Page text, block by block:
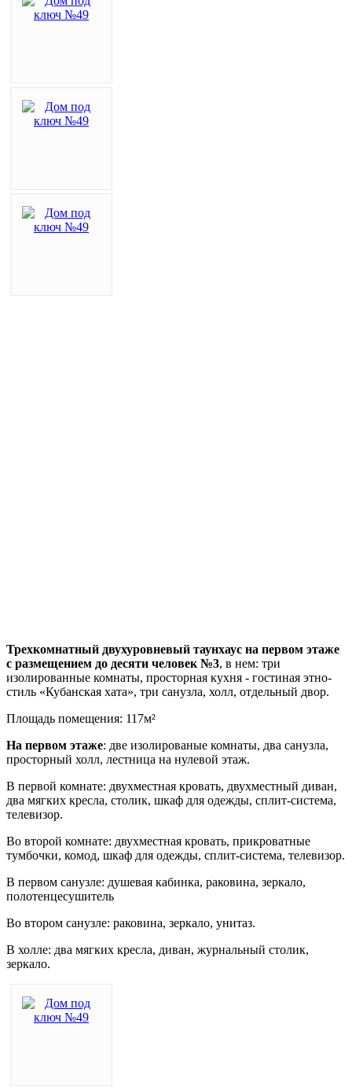
Трехкомнатный двухуровневый таунхаус на первом этаже
с размещением до десяти человек №3, в нем: три
изолированные комнаты, просторная кухня - гостиная этно-
стиль «Кубанская хата», три санузла, холл, отдельный двор.
Площадь помещения: 117м²
На первом этаже: две изолированые комнаты, два санузла,
просторный холл, лестница на нулевой этаж.
В первой комнате: двухместная кровать, двухместный диван,
два мягких кресла, столик, шкаф для одежды, сплит-система,
телевизор.
Во второй комнате: двухместная кровать, прикроватные
тумбочки, комод, шкаф для одежды, сплит-система, телевизор.
В первом санузле: душевая кабинка, раковина, зеркало,
полотенцесушитель
Во втором санузле: раковина, зеркало, унитаз.
В холле: два мягких кресла, диван, журнальный столик,
зеркало.